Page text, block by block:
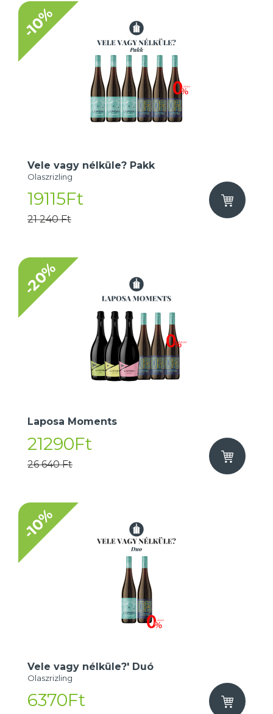
-10%
Vele vagy nélküle? Pakk
Olaszrizling
19115Ft
21 240 Ft
-20%
Laposa Moments
21290Ft
26 640 Ft
-10%
Vele vagy nélküle?' Duó
Olaszrizling
6370Ft